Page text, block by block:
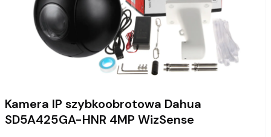
Kamera IP szybkoobrotowa Dahua
SD5A425GA-HNR 4MP WizSense